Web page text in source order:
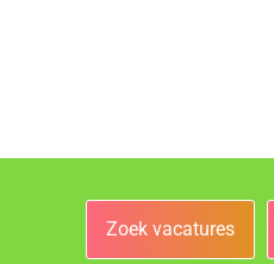
Zoek vacatures